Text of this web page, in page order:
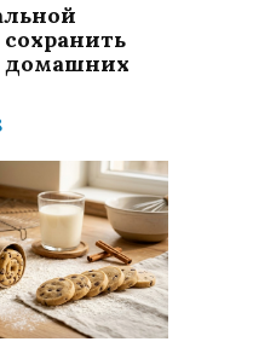
домашних
0
LifeStyle